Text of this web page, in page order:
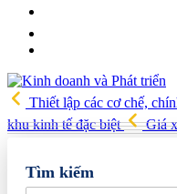
Thiết lập các cơ chế,
khu kinh tế đặc biệt
Giá
nay 7/8: Khu vực Lâm
phê hôm nay 7/8: Thị
Tìm kiếm